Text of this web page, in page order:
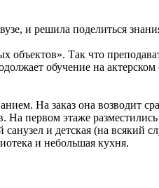
и решила поделиться
Так что
обучение на актерском
На заказ она возводит
первом этаже
и детская (на всякий
и небольшая кухня.